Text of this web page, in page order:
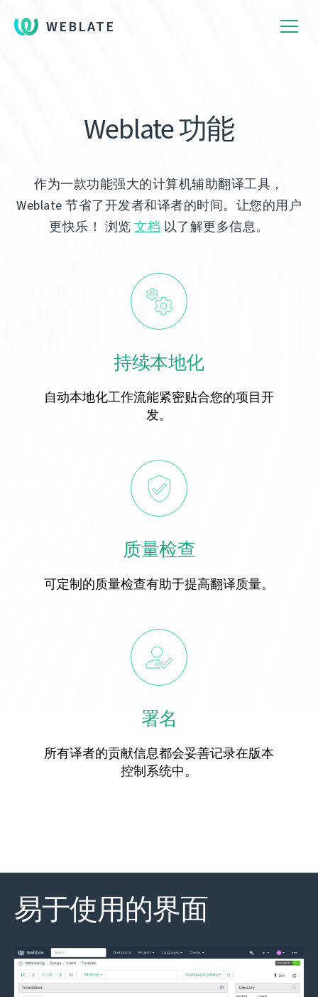
WEBLATE
Weblate 功能
作为一款功能强大的计算机辅助翻译工具，
Weblate 节省了开发者和译者的时间。让您的用户
更快乐！ 浏览文档 以了解更多信息。
持续本地化
自动本地化工作流能紧密贴合您的项目开
发。
质量检查
可定制的质量检查有助于提高翻译质量。
署名
所有译者的贡献信息都会妥善记录在版本
控制系统中。
易于使用的界面